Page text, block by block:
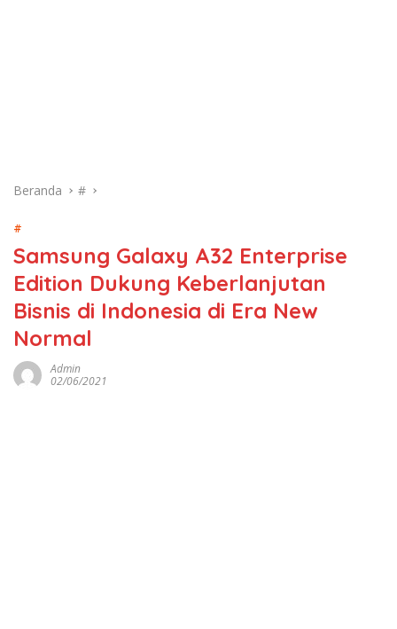
Beranda #
#
Samsung Galaxy A32 Enterprise
Edition Dukung Keberlanjutan
Bisnis di Indonesia di Era New
Normal
Admin
02/06/2021